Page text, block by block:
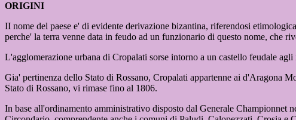
ORIGINI
II nome del paese e' di evidente derivazione bizantina, riferendosi
perche' la terra venne data in feudo ad un funzionario di questo nome, che
L'agglomerazione urbana di Cropalati sorse intorno a un castello feudale
Gia' pertinenza dello Stato di Rossano, Cropalati appartenne ai d'Aragona
Stato di Rossano, vi rimase fino al 1806.
In base all'ordinamento amministrativo disposto dal Generale